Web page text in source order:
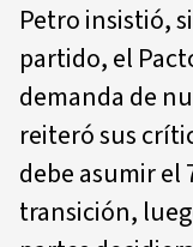
Petro insistió,
partido, el
demanda de
reiteró sus
debe asumir el
transición,